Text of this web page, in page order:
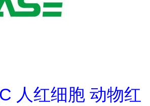
人红细胞 动物红